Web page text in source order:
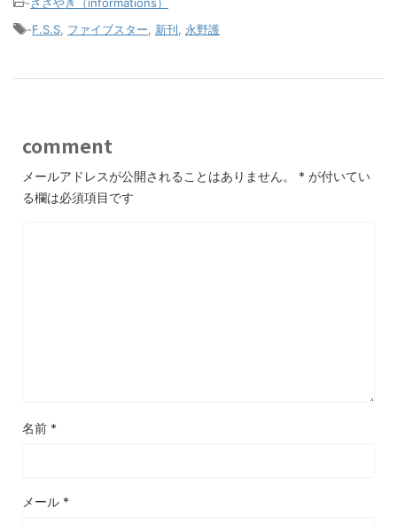
-F.S.S ファイブスター 新刊 永野護
comment
メールアドレスが公開されることはありません。 * が付いてい
る欄は必須項目です
名前 *
メール *